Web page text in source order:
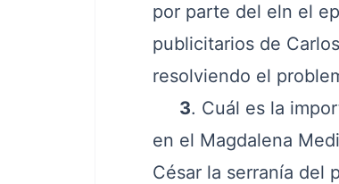
por parte del eln el
publicitarios de
resolviendo el
3. Cuál es la
en el Magdalena
César la serranía del